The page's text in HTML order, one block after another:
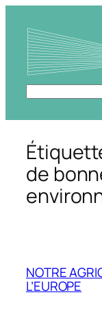
contenu
Rechercher
de
NOTRE
L’EUROPE